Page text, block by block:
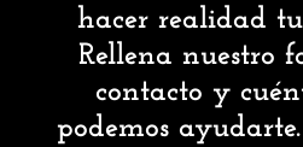
hacer realidad
Rellena nuestro
contacto y
podemos